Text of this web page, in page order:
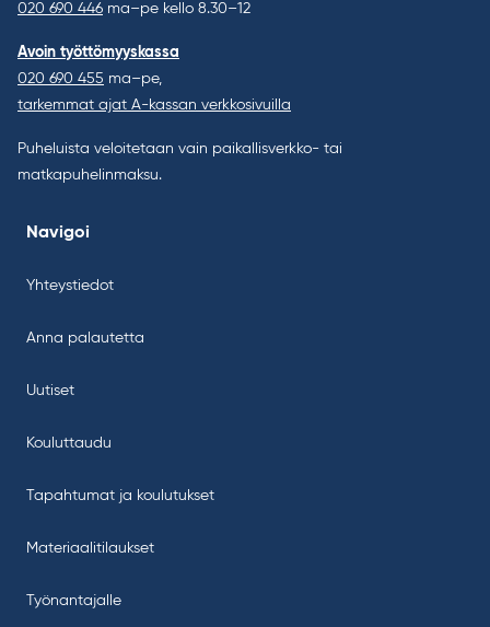
020 690 446 ma–pe kello 8.30–12
Avoin työttömyyskassa
020 690 455 ma–pe,
tarkemmat ajat A-kassan verkkosivuilla
Puheluista veloitetaan vain paikallisverkko- tai
matkapuhelinmaksu.
Navigoi
Yhteystiedot
Anna palautetta
Uutiset
Kouluttaudu
Tapahtumat ja koulutukset
Materiaalitilaukset
Työnantajalle